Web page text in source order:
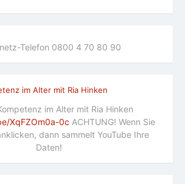
Telefon 0800 4 70 80 90
im Alter mit Ria Hinken
XqFZOm0a-0c ACHTUNG! Wenn Sie
dann sammelt YouTube Ihre
Daten!